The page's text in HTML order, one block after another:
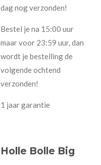
dag nog verzonden!
Bestel je na 15:00 uur
maar voor 23:59 uur, dan
wordt je bestelling de
volgende ochtend
verzonden!
1 jaar garantie
Holle Bolle Big